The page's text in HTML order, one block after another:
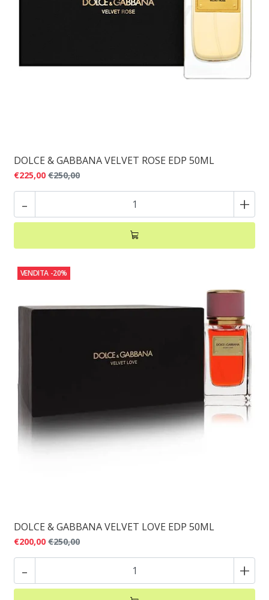
DOLCE & GABBANA VELVET ROSE EDP 50ML
€225,00 €250,00
- +
VENDITA -20%
DOLCE & GABBANA VELVET LOVE EDP 50ML
€200,00 €250,00
- +